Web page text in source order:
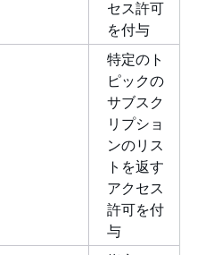
セス許可
を付与
特定のト
ピックの
サブスク
リプショ
ンのリス
トを返す
アクセス
許可を付
与